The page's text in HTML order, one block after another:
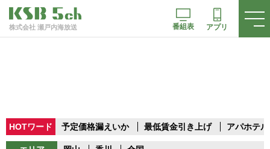
株式会社 瀬戸内海放送 番組表 アプリ
HOTワード 予定価格漏えいか 最低賃金引き上げ アパホテル